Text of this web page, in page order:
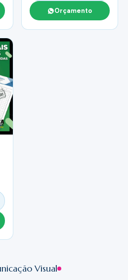
Orçamento
Visual